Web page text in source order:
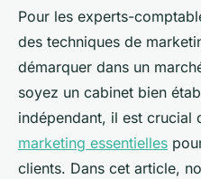
Pour les experts-
des techniques de
démarquer dans un
soyez un cabinet bien
indépendant, il est crucial
marketing essentielles
clients. Dans cet article,